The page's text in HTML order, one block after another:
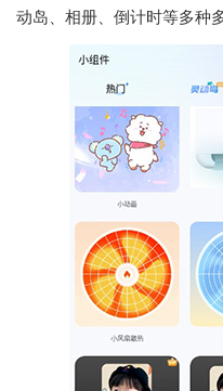
动岛、相册、倒计时等多种